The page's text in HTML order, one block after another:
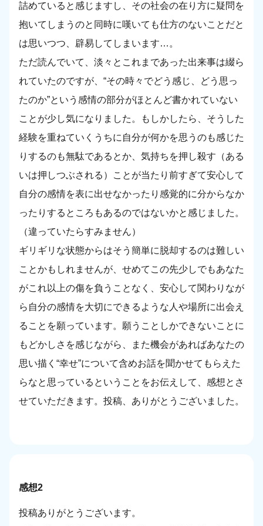
詰めていると感じますし、その社会の在り方に疑問を
抱いてしまうのと同時に嘆いても仕方のないことだと
は思いつつ、辟易してしまいます…。
ただ読んでいて、淡々とこれまであった出来事は綴ら
れていたのですが、“その時々でどう感じ、どう思っ
たのか”という感情の部分がほとんど書かれていない
ことが少し気になりました。もしかしたら、そうした
経験を重ねていくうちに自分が何かを思うのも感じた
りするのも無駄であるとか、気持ちを押し殺す（ある
いは押しつぶされる）ことが当たり前すぎて安心して
自分の感情を表に出せなかったり感覚的に分からなか
ったりするところもあるのではないかと感じました。
（違っていたらすみません）
ギリギリな状態からはそう簡単に脱却するのは難しい
ことかもしれませんが、せめてこの先少しでもあなた
がこれ以上の傷を負うことなく、安心して関わりなが
ら自分の感情を大切にできるような人や場所に出会え
ることを願っています。願うことしかできないことに
もどかしさを感じながら、また機会があればあなたの
思い描く“幸せ”について含めお話を聞かせてもらえた
らなと思っているということをお伝えして、感想とさ
せていただきます。投稿、ありがとうございました。
感想2
投稿ありがとうございます。